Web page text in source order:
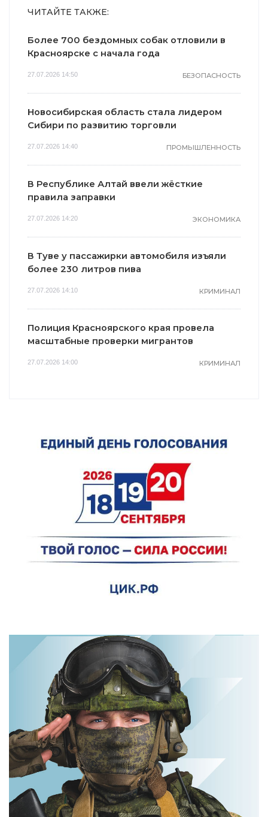
ЧИТАЙТЕ ТАКЖЕ:
Более 700 бездомных собак отловили в
Красноярске с начала года
27.07.2026 14:50 БЕЗОПАСНОСТЬ
Новосибирская область стала лидером
Сибири по развитию торговли
27.07.2026 14:40 ПРОМЫШЛЕННОСТЬ
В Республике Алтай ввели жёсткие
правила заправки
27.07.2026 14:20 ЭКОНОМИКА
В Туве у пассажирки автомобиля изъяли
более 230 литров пива
27.07.2026 14:10 КРИМИНАЛ
Полиция Красноярского края провела
масштабные проверки мигрантов
27.07.2026 14:00 КРИМИНАЛ